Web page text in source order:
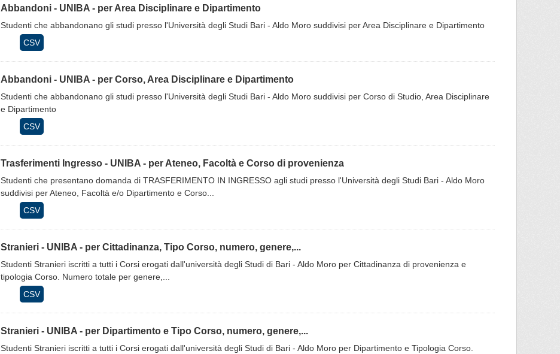
Abbandoni - UNIBA - per Area Disciplinare e Dipartimento
Studenti che abbandonano gli studi presso l'Università degli Studi Bari - Aldo Moro suddivisi per Area Disciplinare e Dipartimento
CSV
Abbandoni - UNIBA - per Corso, Area Disciplinare e Dipartimento
Studenti che abbandonano gli studi presso l'Università degli Studi Bari - Aldo Moro suddivisi per Corso di Studio, Area Disciplinare
e Dipartimento
CSV
Trasferimenti Ingresso - UNIBA - per Ateneo, Facoltà e Corso di provenienza
Studenti che presentano domanda di TRASFERIMENTO IN INGRESSO agli studi presso l'Università degli Studi Bari - Aldo Moro
suddivisi per Ateneo, Facoltà e/o Dipartimento e Corso...
CSV
Stranieri - UNIBA - per Cittadinanza, Tipo Corso, numero, genere,...
Studenti Stranieri iscritti a tutti i Corsi erogati dall'università degli Studi di Bari - Aldo Moro per Cittadinanza di provenienza e
tipologia Corso. Numero totale per genere,...
CSV
Stranieri - UNIBA - per Dipartimento e Tipo Corso, numero, genere,...
Studenti Stranieri iscritti a tutti i Corsi erogati dall'università degli Studi di Bari - Aldo Moro per Dipartimento e Tipologia Corso.